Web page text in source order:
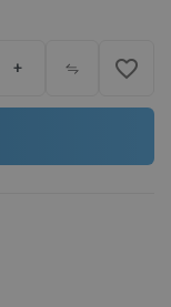
+ favorite_border